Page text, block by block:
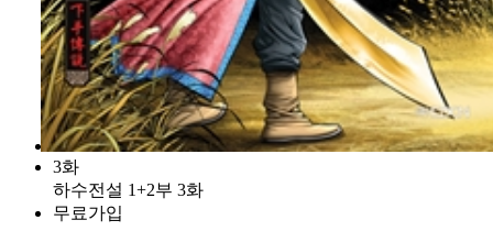
3화
하수전설 1+2부 3화
무료가입